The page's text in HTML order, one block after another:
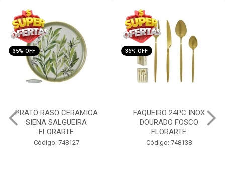
36% OFF
FAQUEIRO 24PC INOX
DOURADO FOSCO
FLORARTE
Código: 748138
36% OFF
FAQUEIRO 16PC INOX
CB.MADEIRA FLORARTE
Código: 748140